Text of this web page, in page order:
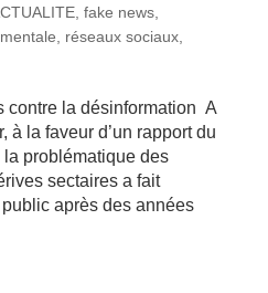
, fake news,
réseaux sociaux,
contre la désinformation A
à la faveur d’un rapport du
la problématique des
sectaires a fait
après des années